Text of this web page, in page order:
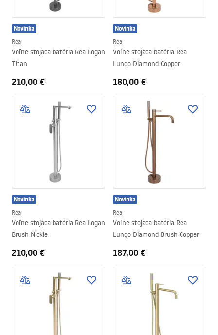
Novinka
Rea
Voľne stojaca batéria Rea Logan
Titan
210,00 €
Novinka
Rea
Voľne stojaca batéria Rea
Lungo Diamond Copper
180,00 €
Novinka
Rea
Voľne stojaca batéria Rea Logan
Brush Nickle
210,00 €
Novinka
Rea
Voľne stojaca batéria Rea
Lungo Diamond Brush Copper
187,00 €